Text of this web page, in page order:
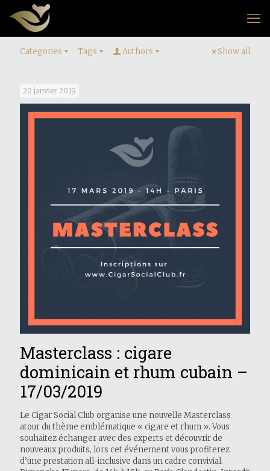
Categories Tags Authors Show all
20 janvier 2019
Masterclass : cigare
dominicain et rhum cubain –
17/03/2019
Le Cigar Social Club organise une nouvelle Masterclass
atour du thème emblématique « cigare et rhum ». Vous
souhaitez échanger avec des experts et découvrir de
nouveaux produits, lors cet événement vous profiterez
d’une prestation all-inclusive dans un cadre convivial.